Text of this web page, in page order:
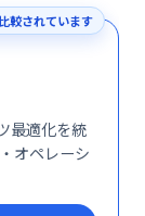
較されています
最適化を統
オペレーシ